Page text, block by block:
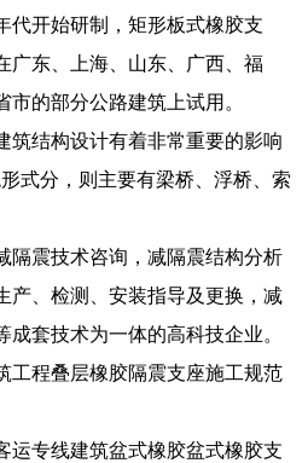
代开始研制，矩形板式橡胶支
广东、上海、山东、广西、福
的部分公路建筑上试用。
筑结构设计有着非常重要的影响
式分，则主要有梁桥、浮桥、索
隔震技术咨询，减隔震结构分析
产、检测、安装指导及更换，减
成套技术为一体的高科技企业。
工程叠层橡胶隔震支座施工规范
运专线建筑盆式橡胶盆式橡胶支